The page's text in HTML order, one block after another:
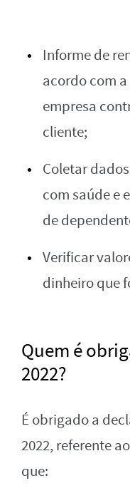
Informe de
acordo com
empresa
cliente;
Coletar
com saúde e
de
Verificar
dinheiro que
Quem é
2022?
É obrigado a
2022, referente
que: